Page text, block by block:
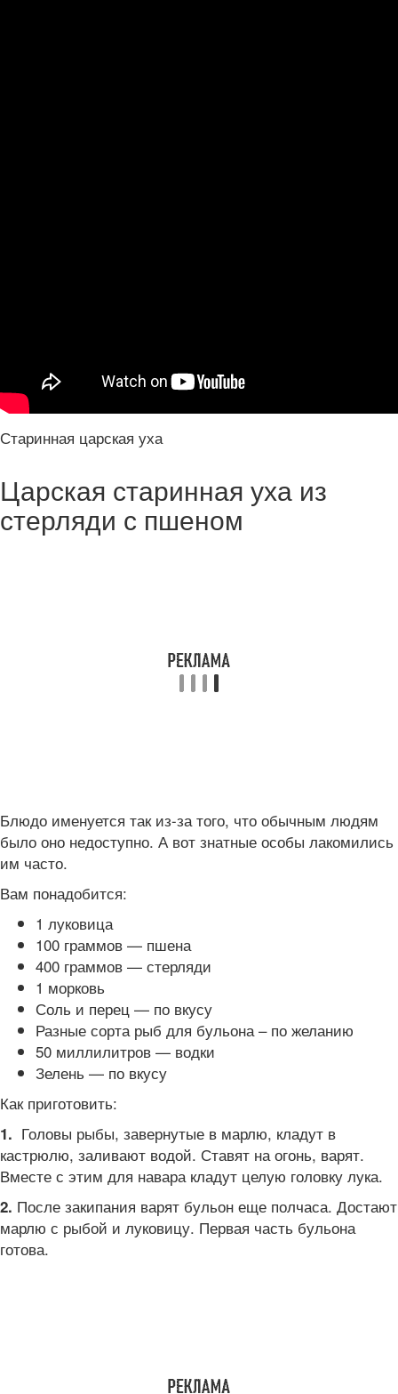
Старинная царская уха
Царская старинная уха из
стерляди с пшеном
Блюдо именуется так из-за того, что обычным людям
было оно недоступно. А вот знатные особы лакомились
им часто.
Вам понадобится:
1 луковица
100 граммов — пшена
400 граммов — стерляди
1 морковь
Соль и перец — по вкусу
Разные сорта рыб для бульона – по желанию
50 миллилитров — водки
Зелень — по вкусу
Как приготовить:
1. Головы рыбы, завернутые в марлю, кладут в
кастрюлю, заливают водой. Ставят на огонь, варят.
Вместе с этим для навара кладут целую головку лука.
2. После закипания варят бульон еще полчаса. Достают
марлю с рыбой и луковицу. Первая часть бульона
готова.